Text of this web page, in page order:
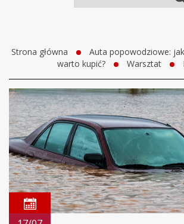
Strona główna
Auta popowodziowe:
warto kupić?
Warsztat